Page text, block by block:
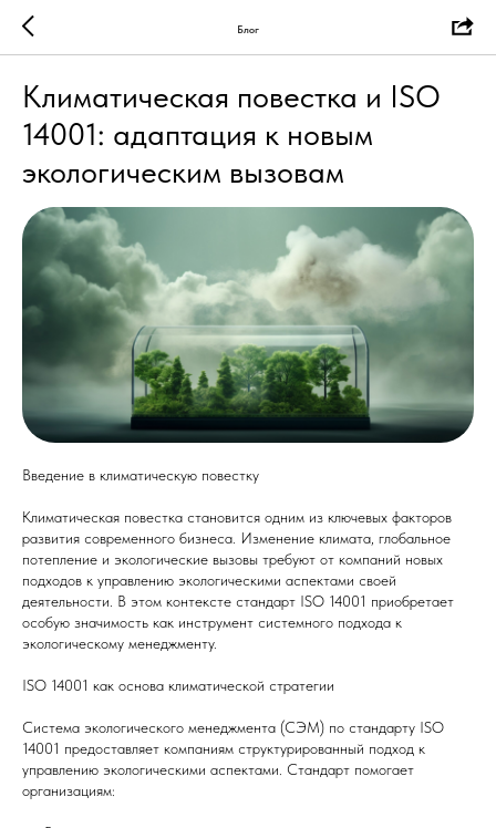
Блог
Климатическая повестка и ISO
14001: адаптация к новым
экологическим вызовам
Введение в климатическую повестку
Климатическая повестка становится одним из ключевых факторов
развития современного бизнеса. Изменение климата, глобальное
потепление и экологические вызовы требуют от компаний новых
подходов к управлению экологическими аспектами своей
деятельности. В этом контексте стандарт ISO 14001 приобретает
особую значимость как инструмент системного подхода к
экологическому менеджменту.
ISO 14001 как основа климатической стратегии
Система экологического менеджмента (СЭМ) по стандарту ISO
14001 предоставляет компаниям структурированный подход к
управлению экологическими аспектами. Стандарт помогает
организациям: